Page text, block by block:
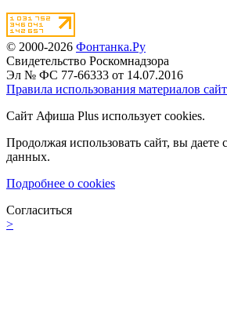
© 2000-2026 Фонтанка.Ру
Свидетельство Роскомнадзора
Эл № ФС 77-66333 от 14.07.2016
Правила использования материалов
Сайт Афиша Plus использует cookies.
Продолжая использовать сайт, вы даете
данных.
Подробнее о cookies
Согласиться
>